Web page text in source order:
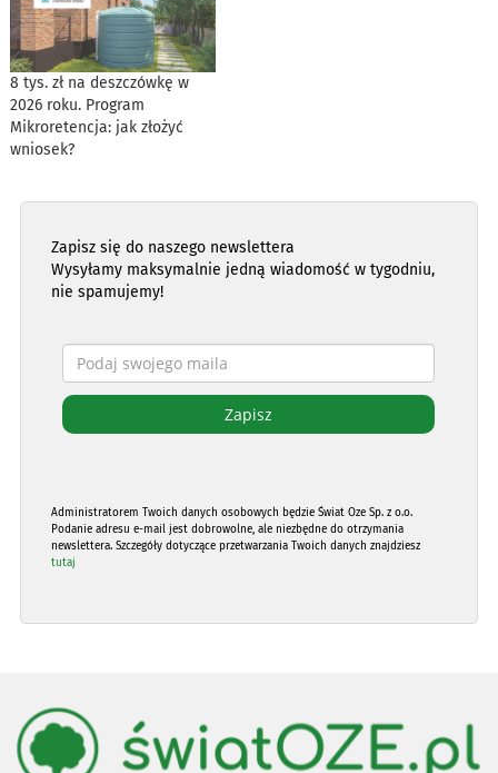
8 tys. zł na deszczówkę w
2026 roku. Program
Mikroretencja: jak złożyć
wniosek?
Zapisz się do naszego newslettera
Wysyłamy maksymalnie jedną wiadomość w tygodniu,
nie spamujemy!
Administratorem Twoich danych osobowych będzie Świat Oze Sp. z o.o.
Podanie adresu e-mail jest dobrowolne, ale niezbędne do otrzymania
newslettera. Szczegóły dotyczące przetwarzania Twoich danych znajdziesz
tutaj